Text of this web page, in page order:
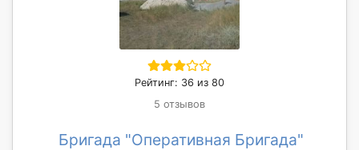
Рейтинг: 36 из 80
5 отзывов
Бригада "Оперативная Бригада"